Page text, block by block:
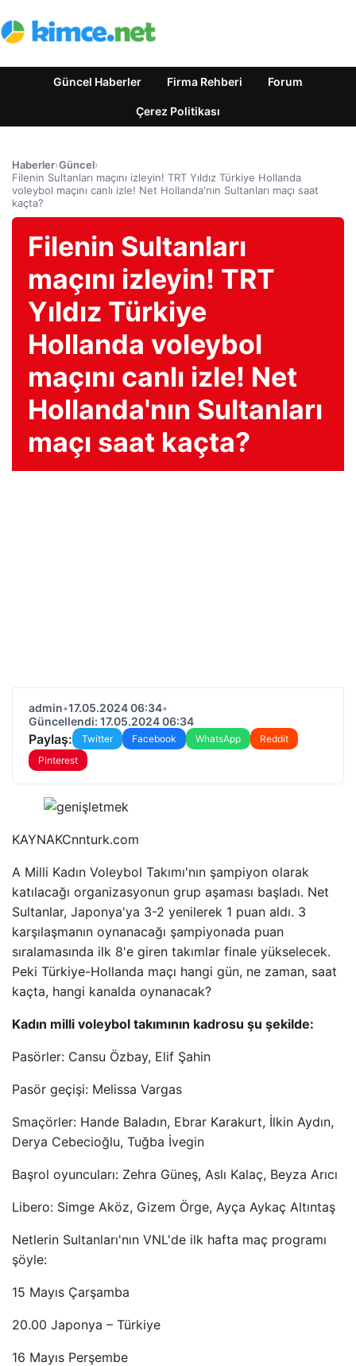
Güncel Haberler Firma Rehberi Forum
Çerez Politikası
Haberler›Güncel›
Filenin Sultanları maçını izleyin! TRT Yıldız Türkiye Hollanda
voleybol maçını canlı izle! Net Hollanda'nın Sultanları maçı saat
kaçta?
Filenin Sultanları
maçını izleyin! TRT
Yıldız Türkiye
Hollanda voleybol
maçını canlı izle! Net
Hollanda'nın Sultanları
maçı saat kaçta?
admin•17.05.2024 06:34•
Güncellendi: 17.05.2024 06:34
Paylaş: Twitter Facebook WhatsApp
Reddit
Pinterest
KAYNAKCnnturk.com
A Milli Kadın Voleybol Takımı'nın şampiyon olarak
katılacağı organizasyonun grup aşaması başladı. Net
Sultanlar, Japonya'ya 3-2 yenilerek 1 puan aldı. 3
karşılaşmanın oynanacağı şampiyonada puan
sıralamasında ilk 8'e giren takımlar finale yükselecek.
Peki Türkiye-Hollanda maçı hangi gün, ne zaman, saat
kaçta, hangi kanalda oynanacak?
Kadın milli voleybol takımının kadrosu şu şekilde:
Pasörler: Cansu Özbay, Elif Şahin
Pasör geçişi: Melissa Vargas
Smaçörler: Hande Baladın, Ebrar Karakurt, İlkin Aydın,
Derya Cebecioğlu, Tuğba İvegin
Başrol oyuncuları: Zehra Güneş, Aslı Kalaç, Beyza Arıcı
Libero: Simge Aköz, Gizem Örge, Ayça Aykaç Altıntaş
Netlerin Sultanları'nın VNL'de ilk hafta maç programı
şöyle:
15 Mayıs Çarşamba
20.00 Japonya – Türkiye
16 Mayıs Perşembe